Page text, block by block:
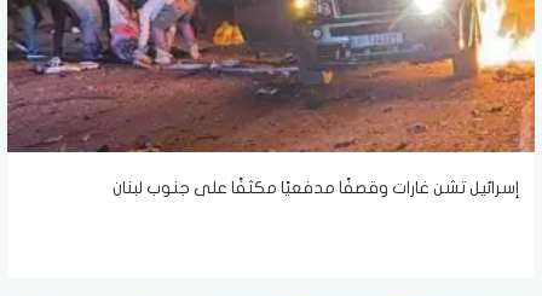
إسرائيل تشن غارات وقصفًا مدفعيًا مكثفًا على جنوب لبنان